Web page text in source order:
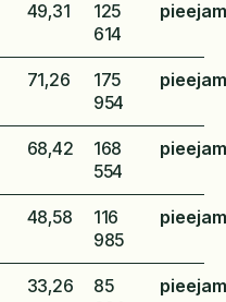
49,31
125
614
71,26
175
954
68,42
168
554
48,58
116
985
33,26
85